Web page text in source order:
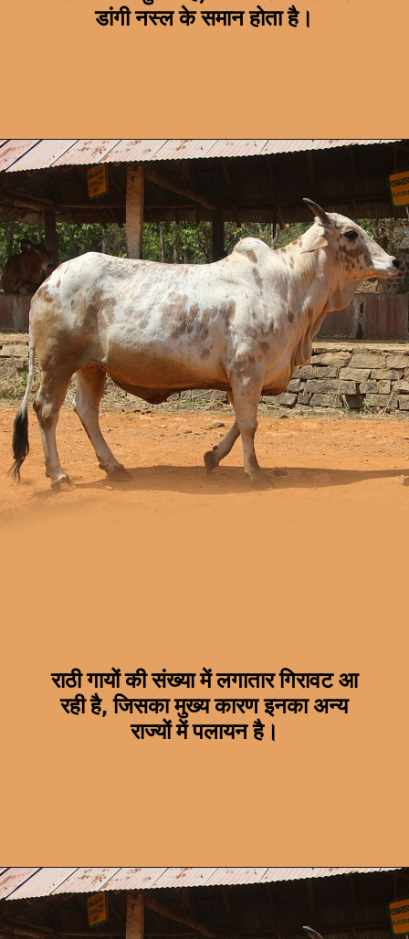
डांगी नस्ल के समान होता है।
राठी गायों की संख्या में लगातार गिरावट आ
रही है, जिसका मुख्य कारण इनका अन्य
राज्यों में पलायन है।